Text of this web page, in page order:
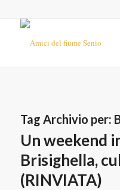
Tag Archivio per:
Un weekend
Brisighella,
(RINVIATA)